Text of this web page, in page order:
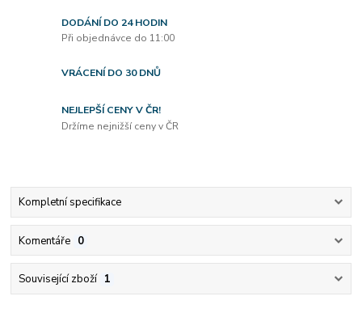
DODÁNÍ DO 24 HODIN
Při objednávce do 11:00
VRÁCENÍ DO 30 DNŮ
NEJLEPŠÍ CENY V ČR!
Držíme nejnižší ceny v ČR
Kompletní specifikace
Komentáře 0
Související zboží 1